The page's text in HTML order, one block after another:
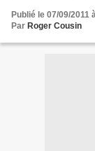
Publié le 07/09/2011
Par Roger Cousin